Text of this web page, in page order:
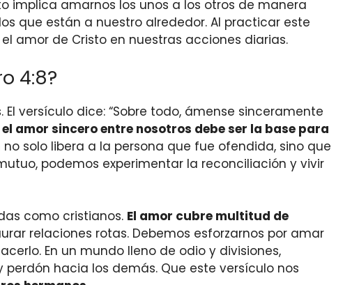
implica amarnos los unos a los otros de manera
que están a nuestro alrededor. Al practicar este
amor de Cristo en nuestras acciones diarias.
4:8?
versículo dice: “Sobre todo, ámense sinceramente
amor sincero entre nosotros debe ser la base para
no solo libera a la persona que fue ofendida, sino que
podemos experimentar la reconciliación y vivir
como cristianos. El amor cubre multitud de
relaciones rotas. Debemos esforzarnos por amar
En un mundo lleno de odio y divisiones,
hacia los demás. Que este versículo nos